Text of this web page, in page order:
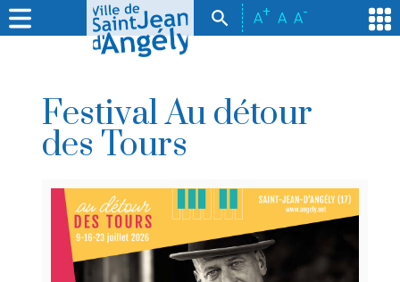
A+ A A-
Festival Au détour
des Tours